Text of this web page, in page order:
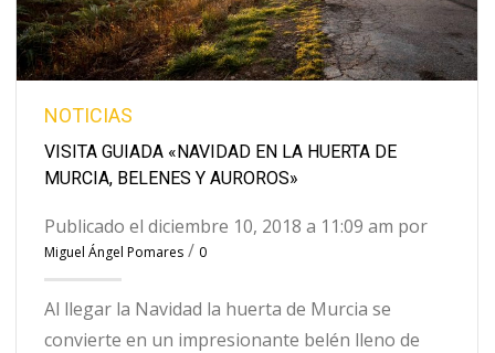
NOTICIAS
VISITA GUIADA «NAVIDAD EN LA HUERTA DE
MURCIA, BELENES Y AUROROS»
Publicado el diciembre 10, 2018 a 11:09 am por
Miguel Ángel Pomares / 0
Al llegar la Navidad la huerta de Murcia se
convierte en un impresionante belén lleno de